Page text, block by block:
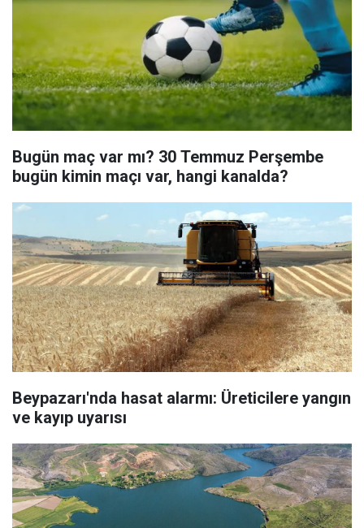
Bugün maç var mı? 30 Temmuz Perşembe
bugün kimin maçı var, hangi kanalda?
Beypazarı'nda hasat alarmı: Üreticilere yangın
ve kayıp uyarısı